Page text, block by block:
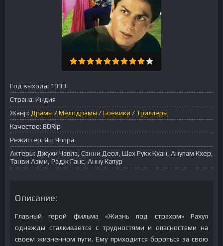
Год выхода: 1993
Страна: Индия
Жанр: Драмы /Мелодрамы /Боевики /Триллеры
Качество: BDRip
Режиссер: Яш Чопра
Актеры: Джухи Чавла, Санни Деол, Шах Рукх Кхан, Анупам Кхер,
Танви Азми, Радж Ганс, Анну Капур
Описание:
Главный герой фильма «Жизнь под страхом» Рахул
однажды сталкивается с трудностями и опасностями на
своем жизненном пути. Ему приходится бороться за свою